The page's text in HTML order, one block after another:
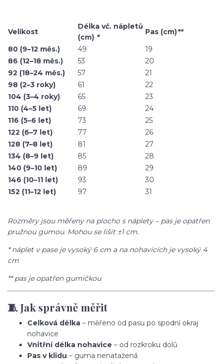
Velikost
Délka vč. nápletů
(cm) *
Pas (cm)**
80 (9–12 měs.)
49
19
86 (12–18 měs.)
53
20
92 (18–24 měs.)
57
21
98 (2–3 roky)
61
22
104 (3–4 roky)
65
23
110 (4–5 let)
69
24
116 (5–6 let)
73
25
122 (6–7 let)
77
26
128 (7–8 let)
81
27
134 (8–9 let)
85
28
140 (9–10 let)
89
29
146 (10–11 let)
93
30
152 (11–12 let)
97 31
Rozměry jsou měřeny na plocho s náplety – pas je opatřen
pružnou gumou. Mohou se lišit ±1 cm.
* náplet v pase je vysoký 6 cm a na nohavicích je vysoký 4
cm
** pas je opatřen gumičkou
🧵 Jak správně měřit
Celková délka – měřeno od pasu po spodní okraj
nohavice
Vnitřní délka nohavice – od rozkroku dolů
Pas v klidu – guma nenatažená